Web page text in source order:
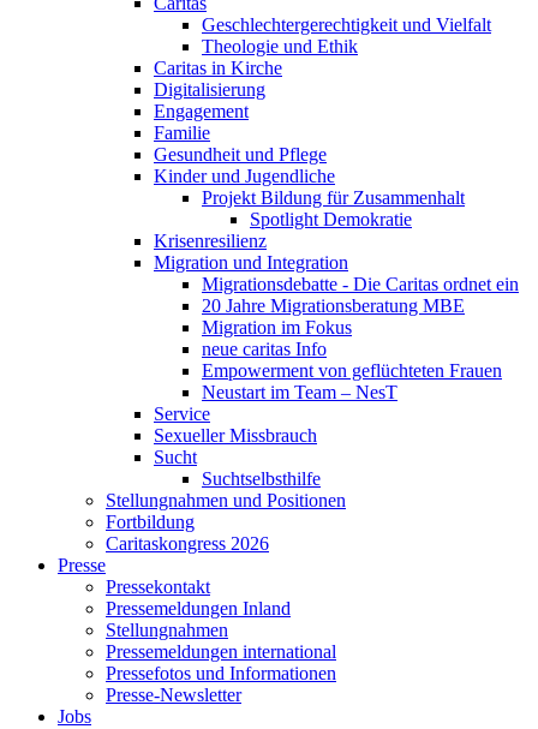
Geschlechtergerechtigkeit und Vielfalt
Theologie und Ethik
Caritas in Kirche
Digitalisierung
Engagement
Familie
Gesundheit und Pflege
Kinder und Jugendliche
Projekt Bildung für Zusammenhalt
Spotlight Demokratie
Krisenresilienz
Migration und Integration
Migrationsdebatte - Die Caritas ordnet ein
20 Jahre Migrationsberatung MBE
Migration im Fokus
neue caritas Info
Empowerment von geflüchteten Frauen
Neustart im Team – NesT
Service
Sexueller Missbrauch
Sucht
Suchtselbsthilfe
Stellungnahmen und Positionen
Fortbildung
Caritaskongress 2026
Presse
Pressekontakt
Pressemeldungen Inland
Stellungnahmen
Pressemeldungen international
Pressefotos und Informationen
Presse-Newsletter
Jobs